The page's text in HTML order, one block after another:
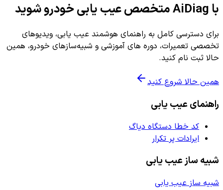
با AiDiag متخصص عیب یابی خودرو شوید
برای دسترسی کامل به راهنمای هوشمند عیب یابی، ویدیوهای
تخصصی تعمیرات، دوره های آموزشی و شبیه‌سازهای خودرو، همین
حالا ثبت نام کنید.
همین حالا شروع کنید
راهنمای عیب یابی
کد خطا دستگاه دیاگ
ایرادات پر تکرار
شبیه ساز عیب یابی
شبیه ساز عیب یابی